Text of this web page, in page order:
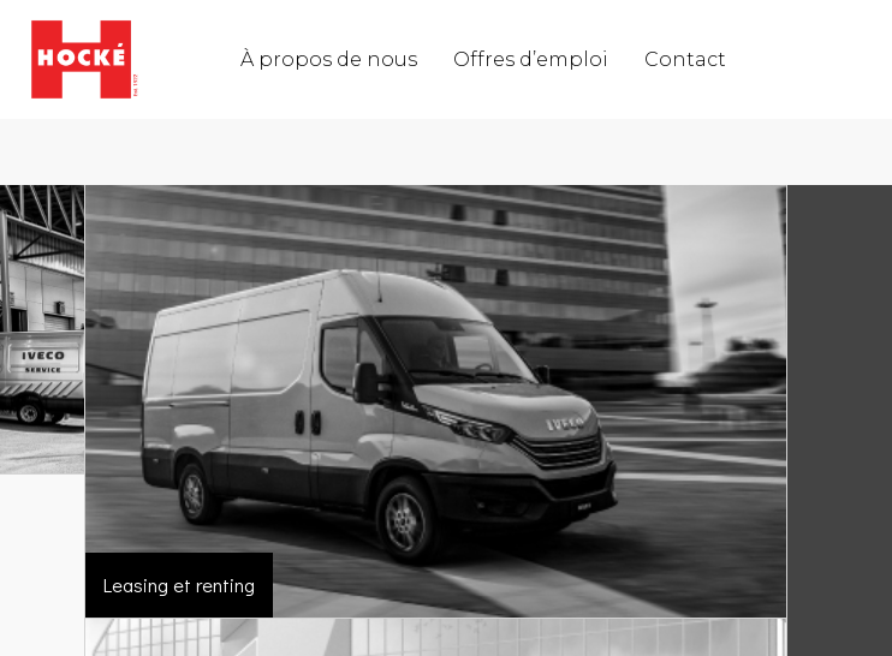
À propos de nous Offres d’emploi Contact
Leasing et renting